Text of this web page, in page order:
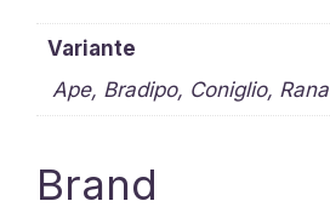
Variante
Ape, Bradipo, Coniglio, Rana
Brand